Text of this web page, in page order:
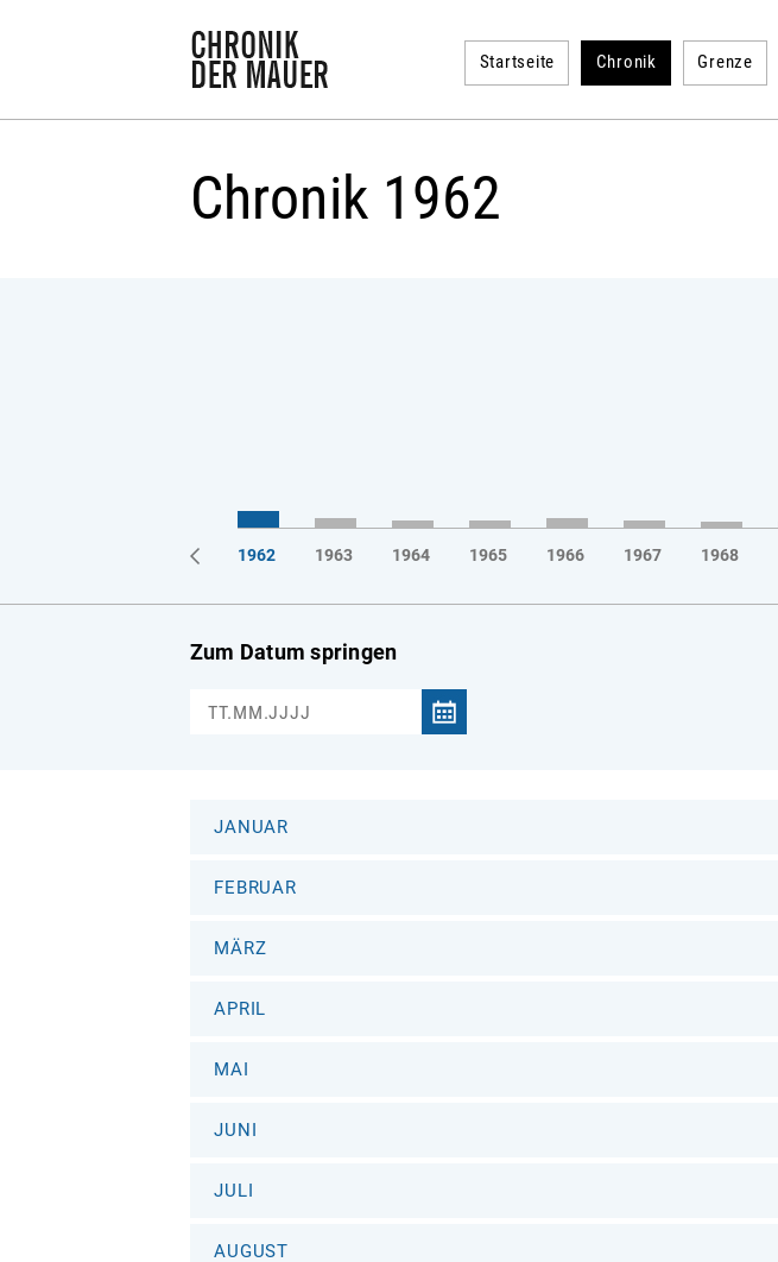
Startseite Chronik Grenze
Chronik 1962
1961 1962 1963 1964 1965 1966 1967 1968
Zum Datum springen
JANUAR
FEBRUAR
MÄRZ
APRIL
MAI
JUNI
JULI
AUGUST